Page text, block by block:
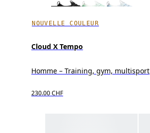
NOUVELLE COULEUR
Cloud X Tempo
Homme – Training, gym, multisport
230.00 CHF